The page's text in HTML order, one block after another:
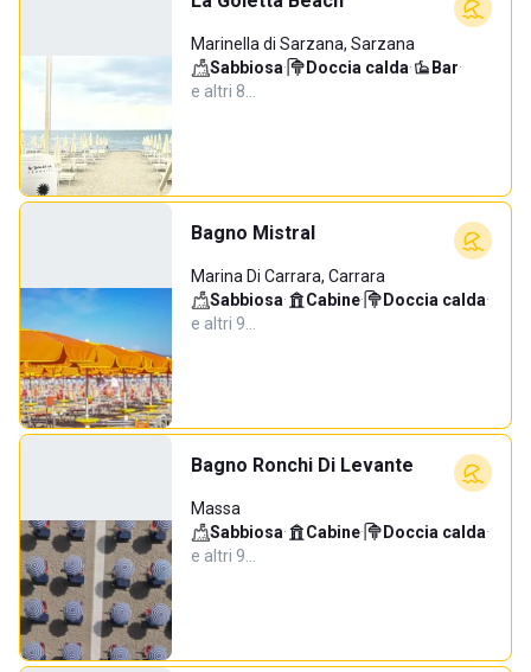
Marinella di Sarzana, Sarzana
Sabbiosa· Doccia calda· Bar·
e altri 8…
Bagno Mistral
Marina Di Carrara, Carrara
Sabbiosa· Cabine· Doccia calda·
e altri 9…
Bagno Ronchi Di Levante
Massa
Sabbiosa· Cabine· Doccia calda·
e altri 9…